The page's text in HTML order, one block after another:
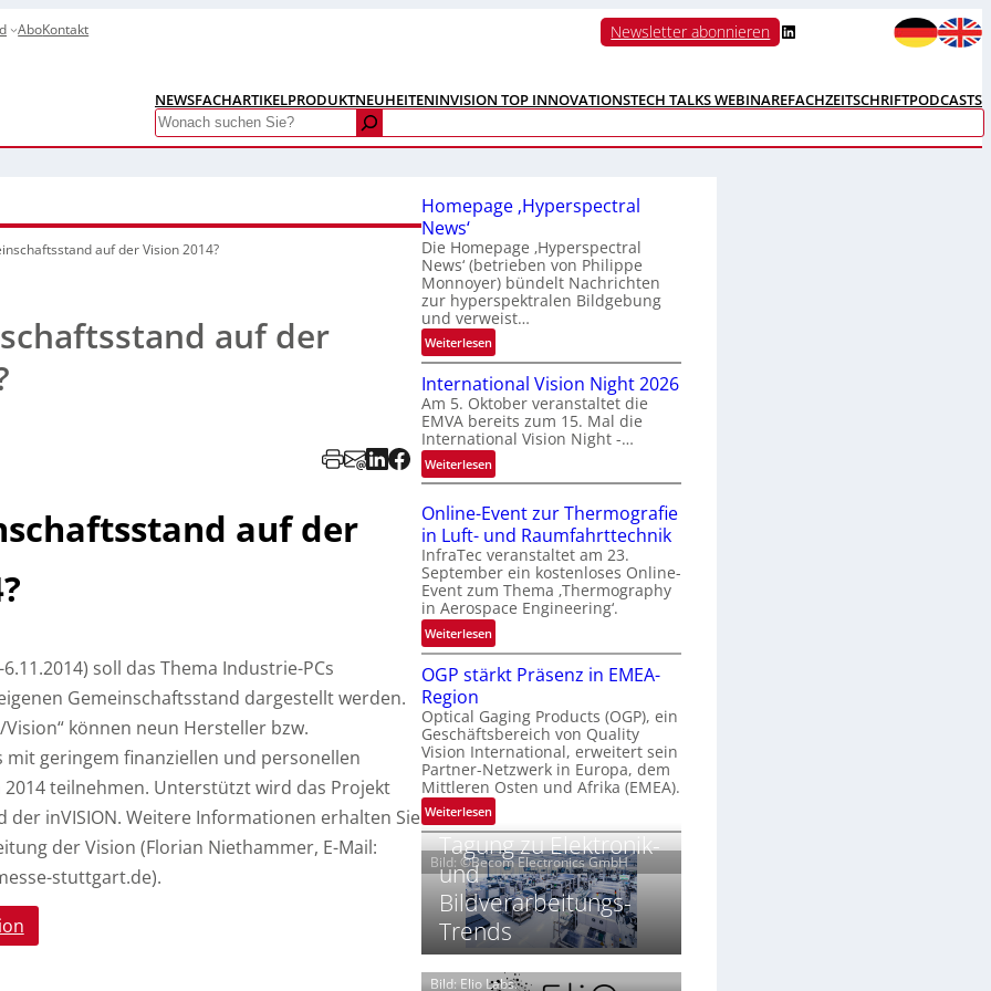
AboKontakt Newsletter abonnieren LinkedIn
NEWSFACHARTIKELPRODUKTNEUHEITENINVISION TOP INNOVATIONSTECH TALKS WEBINAREFACHZEITSCHRIFTPODCASTS
Search
auf der Vision 2014?
auf der
auf der
soll das Thema Industrie-PCs
Gemeinschaftsstand dargestellt werden.
können neun Hersteller bzw.
mit geringem finanziellen und personellen
teilnehmen. Unterstützt wird das Projekt
der inVISION. Weitere Informationen erhalten Sie
der Vision (Florian Niethammer, E-Mail:
stuttgart.de).
Homepage ‚Hyperspectral
News‘
Die Homepage ‚Hyperspectral
News‘ (betrieben von Philippe
Monnoyer) bündelt Nachrichten
zur hyperspektralen Bildgebung
und verweist…
Weiterlesen:
H
o
m
e
p
a
g
e
‚
H
y
p
e
r
s
p
c
t
r
a
l
N
e
w
s
‘
International Vision Night 2026
Am 5. Oktober veranstaltet die
EMVA bereits zum 15. Mal die
International Vision Night -…
Weiterlesen:
I
t
e
r
n
a
t
i
o
a
l
V
i
s
i
o
n
N
i
g
h
Online-Event zur Thermografie
in Luft- und Raumfahrttechnik
InfraTec veranstaltet am 23.
September ein kostenloses Online-
Event zum Thema ‚Thermography
in Aerospace Engineering‘.
Weiterlesen:
O
n
i
n
e
-
E
v
e
n
t
z
u
T
OGP stärkt Präsenz in EMEA-
Region
Optical Gaging Products (OGP), ein
Geschäftsbereich von Quality
Vision International, erweitert sein
Partner-Netzwerk in Europa, dem
Mittleren Osten und Afrika (EMEA).
Weiterlesen:
O
G
P
s
t
ä
r
k
Bild: ©Becom Electronics GmbH
Tagung zu Elektronik-
und
Bildverarbeitungs-
Trends
Bild: Elio Labs.